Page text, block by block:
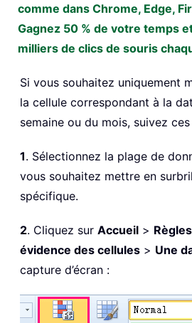
comme dans Chrome, Edge,
Gagnez 50 % de votre temps
milliers de clics de souris
Si vous souhaitez uniquement
la cellule correspondant à la
semaine ou du mois, suivez
1. Sélectionnez la plage de
vous souhaitez mettre en
spécifique.
2. Cliquez sur Accueil >
évidence des cellules > Une
capture d’écran :